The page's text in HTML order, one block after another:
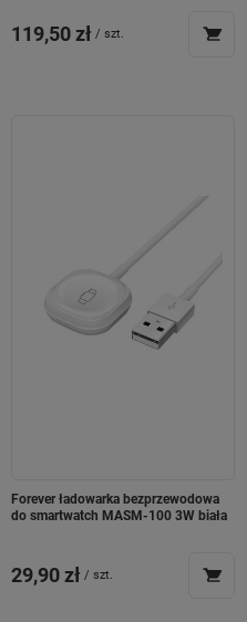
119,50 zł / szt.
Forever ładowarka bezprzewodowa
do smartwatch MASM-100 3W biała
29,90 zł / szt.